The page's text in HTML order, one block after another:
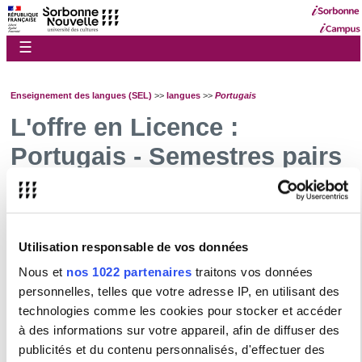
Utilisation responsable de vos données
Nous et nos 1022 partenaires traitons vos données
personnelles, telles que votre adresse IP, en utilisant des
technologies comme les cookies pour stocker et accéder
à des informations sur votre appareil, afin de diffuser des
publicités et du contenu personnalisés, d'effectuer des
☰
Présentation des UE de langues pour non spécialistes
Allemand
Enseignement des langues (SEL) >> langues >> Portugais
L'offre en Licence :
Portugais - Semestres pairs
JZPOA12 A1+
JZPOB11 B1
JZPOB21 B2